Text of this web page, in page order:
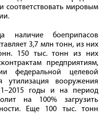
соответствовать мировым
боеприпасов
3,7 млн тонн, из них
150 тыс. тонн из них
предприятиям,
федеральной целевой
утилизация вооружения
годы и на период
на 100% загрузить
Еще 100 тыс. тонн